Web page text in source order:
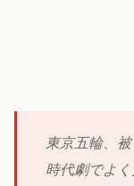
東京五輪、
時代劇でよ